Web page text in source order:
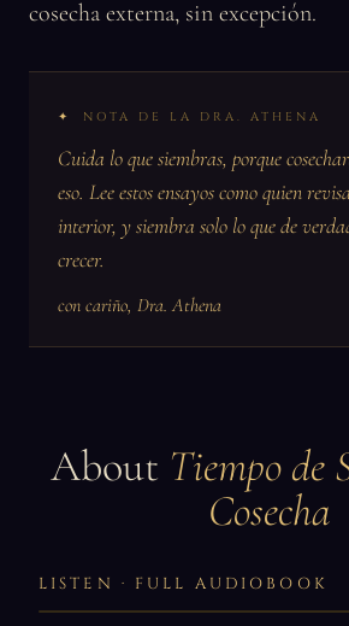
cosecha externa, sin excepción.
NOTA DE LA DRA. ATHENA
Cuida lo que siembras, porque
eso. Lee estos ensayos como quien
interior, y siembra solo lo que de
crecer.
con cariño, Dra. Athena
About Tiempo de
Cosecha
LISTEN · FULL AUDIOBOOK